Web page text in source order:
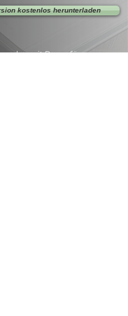
kostenlos herunterladen
mit Raum für